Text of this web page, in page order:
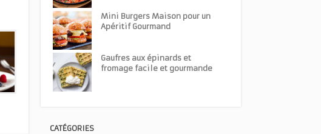
Mini Burgers Maison pour un
Apéritif Gourmand
Gaufres aux épinards et
fromage facile et gourmande
CATÉGORIES